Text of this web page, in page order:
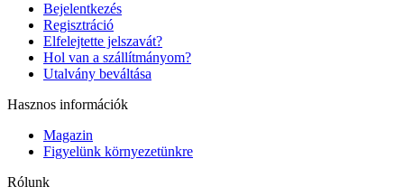
Bejelentkezés
Regisztráció
Elfelejtette jelszavát?
Hol van a szállítmányom?
Utalvány beváltása
Hasznos információk
Magazin
Figyelünk környezetünkre
Rólunk